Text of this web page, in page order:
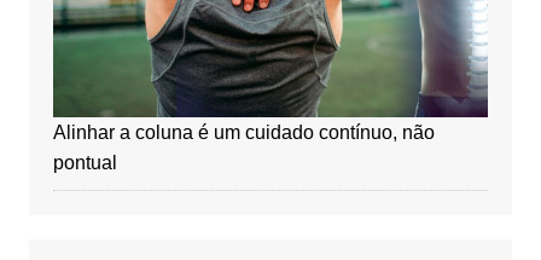
Alinhar a coluna é um cuidado contínuo, não
pontual